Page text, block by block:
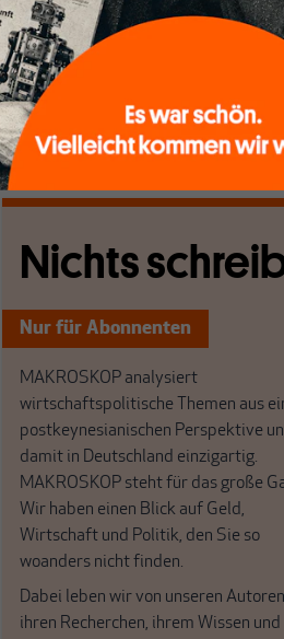
Verkehr und Lagerei sowie dem
Dienstleistungssektor erweist
deutschen Wirtschaft –
aufgrund der Multiplikatoreffekte
[...]
Nichts
Nur für Abonnenten
MAKROSKOP analysiert
wirtschaftspolitische Themen aus
postkeynesianischen Perspektive
damit in Deutschland einzigartig.
MAKROSKOP steht für das große
Wir haben einen Blick auf Geld,
Wirtschaft und Politik, den Sie so
woanders nicht finden.
Dabei leben wir von unseren
ihren Recherchen, ihrem Wissen und